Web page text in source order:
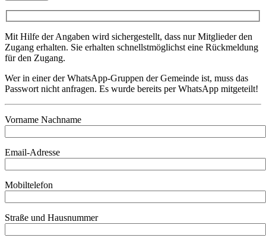
Mit Hilfe der Angaben wird sichergestellt, dass nur Mitglieder den
Zugang erhalten. Sie erhalten schnellstmöglichst eine Rückmeldung
für den Zugang.
Wer in einer der WhatsApp-Gruppen der Gemeinde ist, muss das
Passwort nicht anfragen. Es wurde bereits per WhatsApp mitgeteilt!
Vorname Nachname
Email-Adresse
Mobiltelefon
Straße und Hausnummer